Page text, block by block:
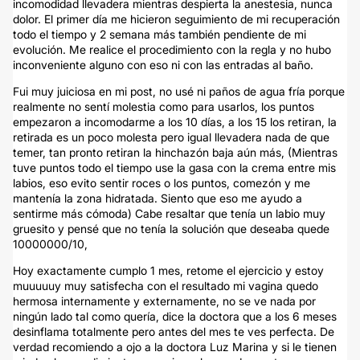
incomodidad llevadera mientras despierta la anestesia, nunca
dolor. El primer día me hicieron seguimiento de mi recuperación
todo el tiempo y 2 semana más también pendiente de mi
evolución. Me realice el procedimiento con la regla y no hubo
inconveniente alguno con eso ni con las entradas al baño.
Fui muy juiciosa en mi post, no usé ni paños de agua fría porque
realmente no sentí molestia como para usarlos, los puntos
empezaron a incomodarme a los 10 días, a los 15 los retiran, la
retirada es un poco molesta pero igual llevadera nada de que
temer, tan pronto retiran la hinchazón baja aún más, (Mientras
tuve puntos todo el tiempo use la gasa con la crema entre mis
labios, eso evito sentir roces o los puntos, comezón y me
mantenía la zona hidratada. Siento que eso me ayudo a
sentirme más cómoda) Cabe resaltar que tenía un labio muy
gruesito y pensé que no tenía la solución que deseaba quede
10000000/10,
Hoy exactamente cumplo 1 mes, retome el ejercicio y estoy
muuuuuy muy satisfecha con el resultado mi vagina quedo
hermosa internamente y externamente, no se ve nada por
ningún lado tal como quería, dice la doctora que a los 6 meses
desinflama totalmente pero antes del mes te ves perfecta. De
verdad recomiendo a ojo a la doctora Luz Marina y si le tienen